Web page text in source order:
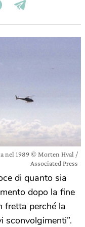
nel 1989 © Morten Hval /
Associated Press
di quanto sia
dopo la fine
fretta perché la
sconvolgimenti”.